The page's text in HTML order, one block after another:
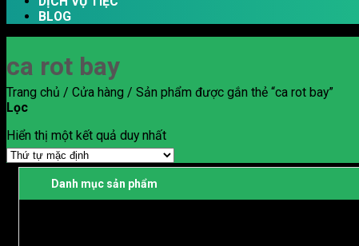
BLOG
ca rot bay
Trang chủ / Cửa hàng / Sản phẩm được gắn thẻ “ca rot bay”
Lọc
Hiển thị một kết quả duy nhất
Danh mục sản phẩm